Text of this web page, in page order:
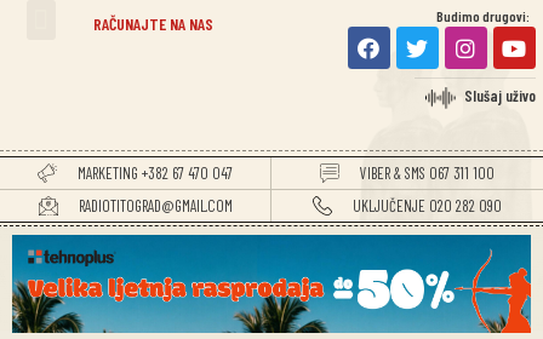
RAČUNAJTE NA NAS Budimo drugovi:
Slušaj uživo
MARKETING +382 67 470 047
VIBER & SMS 067 311 100
RADIOTITOGRAD@GMAIL.COM
UKLJUČENJE 020 282 090